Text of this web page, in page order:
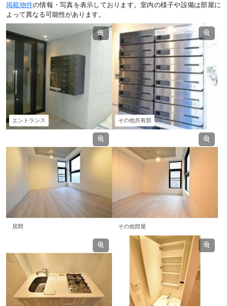
掲載物件の情報・写真を表示しております。室内の様子や設備は部屋に
よって異なる可能性があります。
エントランス その他共有部
居間 その他部屋